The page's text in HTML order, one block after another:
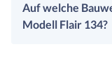
Auf welche
Modell Flair 134?